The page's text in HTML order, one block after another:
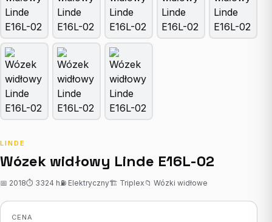
LINDE
Wózek widłowy Linde E16L-02
📅 2018⏱ 3324 h⛽ Elektryczny🏗 Triplex 📁 Wózki widłowe
CENA